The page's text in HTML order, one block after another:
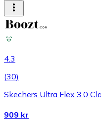
4.3
(30)
Skechers Ultra Flex 3.0
909 kr